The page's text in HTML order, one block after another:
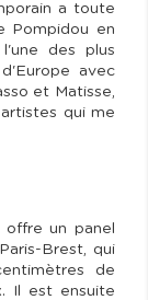
a toute
Pompidou en
des plus
avec
et Matisse,
qui me
offre un panel
Brest, qui
de
Il est ensuite